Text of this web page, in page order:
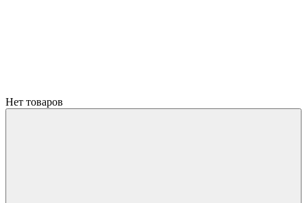
Нет товаров